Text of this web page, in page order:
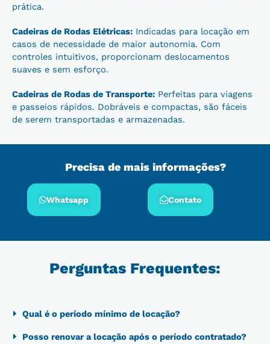
prática.
Cadeiras de Rodas Elétricas: Indicadas para locação em
casos de necessidade de maior autonomia. Com
controles intuitivos, proporcionam deslocamentos
suaves e sem esforço.
Cadeiras de Rodas de Transporte: Perfeitas para viagens
e passeios rápidos. Dobráveis e compactas, são fáceis
de serem transportadas e armazenadas.
Precisa de mais informações?
Whatsapp Contato
Perguntas Frequentes:
Qual é o período mínimo de locação?
Posso renovar a locação após o período contratado?